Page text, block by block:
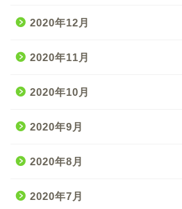
2020年12月
2020年11月
2020年10月
2020年9月
2020年8月
2020年7月